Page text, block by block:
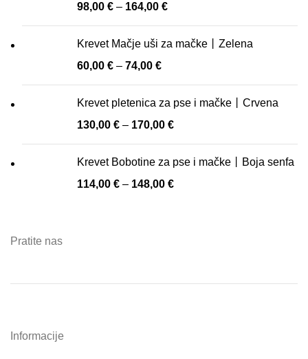
98,00 € – 164,00 €
Krevet Mačje uši za mačke丨Zelena
60,00 € – 74,00 €
Krevet pletenica za pse i mačke丨Crvena
130,00 € – 170,00 €
Krevet Bobotine za pse i mačke丨Boja senfa
114,00 € – 148,00 €
Pratite nas
Informacije